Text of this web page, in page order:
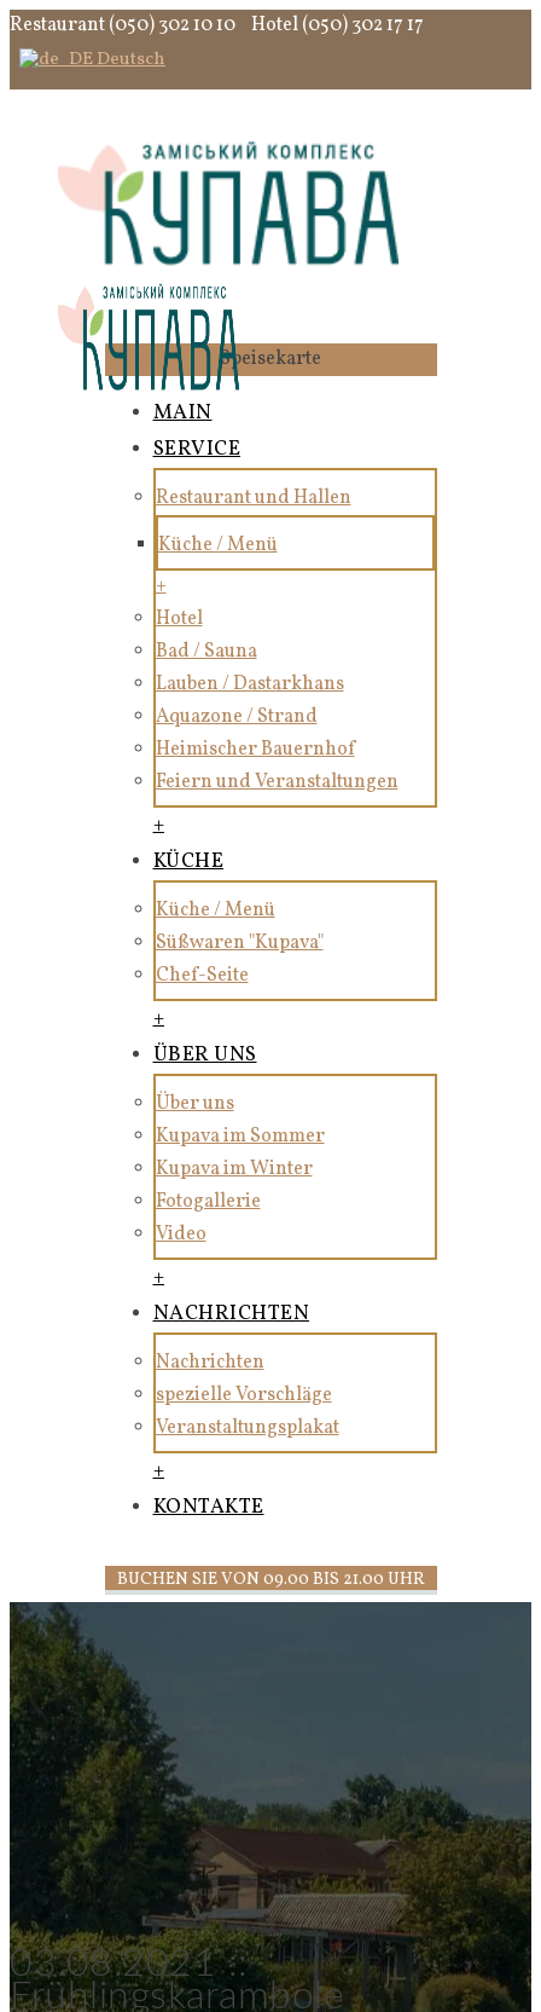
Restaurant (050) 302 10 10 Hotel (050) 302 17 17
Deutsch
Speisekarte
MAIN
SERVICE
Restaurant und Hallen
Küche / Menü
+
Hotel
Bad / Sauna
Lauben / Dastarkhans
Aquazone / Strand
Heimischer Bauernhof
Feiern und Veranstaltungen
+
KÜCHE
Küche / Menü
Süßwaren "Kupava"
Chef-Seite
+
ÜBER UNS
Über uns
Kupava im Sommer
Kupava im Winter
Fotogallerie
Video
+
NACHRICHTEN
Nachrichten
spezielle Vorschläge
Veranstaltungsplakat
+
KONTAKTE
BUCHEN SIE VON 09.00 BIS 21.00 UHR
03.08.2021 ::
Frühlingskarambole